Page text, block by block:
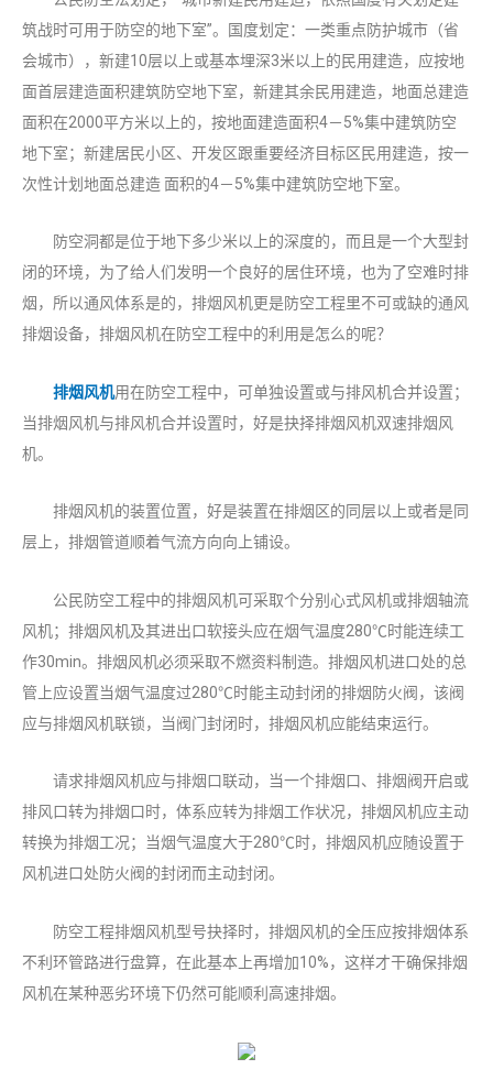
筑战时可用于防空的地下室”。国度划定：一类重点防护城市（省
会城市），新建10层以上或基本埋深3米以上的民用建造，应按地
面首层建造面积建筑防空地下室，新建其余民用建造，地面总建造
面积在2000平方米以上的，按地面建造面积4－5%集中建筑防空
地下室；新建居民小区、开发区跟重要经济目标区民用建造，按一
次性计划地面总建造 面积的4－5%集中建筑防空地下室。
防空洞都是位于地下多少米以上的深度的，而且是一个大型封
闭的环境，为了给人们发明一个良好的居住环境，也为了空难时排
烟，所以通风体系是的，排烟风机更是防空工程里不可或缺的通风
排烟设备，排烟风机在防空工程中的利用是怎么的呢？
排烟风机用在防空工程中，可单独设置或与排风机合并设置；
当排烟风机与排风机合并设置时，好是抉择排烟风机双速排烟风
机。
排烟风机的装置位置，好是装置在排烟区的同层以上或者是同
层上，排烟管道顺着气流方向向上铺设。
公民防空工程中的排烟风机可采取个分别心式风机或排烟轴流
风机；排烟风机及其进出口软接头应在烟气温度280℃时能连续工
作30min。排烟风机必须采取不燃资料制造。排烟风机进口处的总
管上应设置当烟气温度过280℃时能主动封闭的排烟防火阀，该阀
应与排烟风机联锁，当阀门封闭时，排烟风机应能结束运行。
请求排烟风机应与排烟口联动，当一个排烟口、排烟阀开启或
排风口转为排烟口时，体系应转为排烟工作状况，排烟风机应主动
转换为排烟工况；当烟气温度大于280℃时，排烟风机应随设置于
风机进口处防火阀的封闭而主动封闭。
防空工程排烟风机型号抉择时，排烟风机的全压应按排烟体系
不利环管路进行盘算，在此基本上再增加10%，这样才干确保排烟
风机在某种恶劣环境下仍然可能顺利高速排烟。